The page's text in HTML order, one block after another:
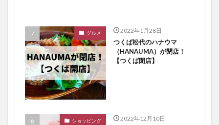
グルメ 2022年1月28日
つくば松代のハナウマ
（HANAUMA）が閉店！
【つくば閉店】
ショッピング 2022年12月10日